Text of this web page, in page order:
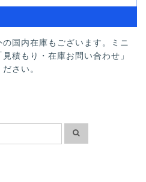
国内在庫もございます。ミニ
積もり・在庫お問い合わせ」
さい。